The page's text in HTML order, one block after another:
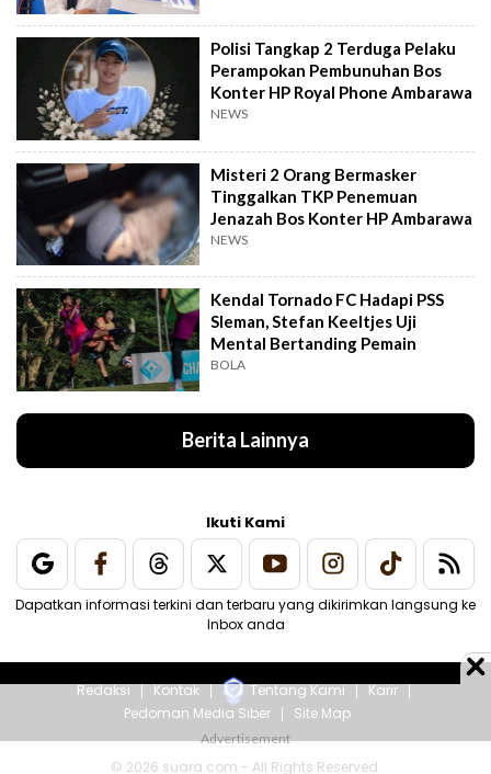
Polisi Tangkap 2 Terduga Pelaku
Perampokan Pembunuhan Bos
Konter HP Royal Phone Ambarawa
NEWS
Misteri 2 Orang Bermasker
Tinggalkan TKP Penemuan
Jenazah Bos Konter HP Ambarawa
NEWS
Kendal Tornado FC Hadapi PSS
Sleman, Stefan Keeltjes Uji
Mental Bertanding Pemain
BOLA
Berita Lainnya
Ikuti Kami
Dapatkan informasi terkini dan terbaru yang dikirimkan langsung ke
Inbox anda
Redaksi Kontak Tentang Kami
Karir
Pedoman Media Siber
Site Map
© 2026 suara.com - All Rights Reserved.